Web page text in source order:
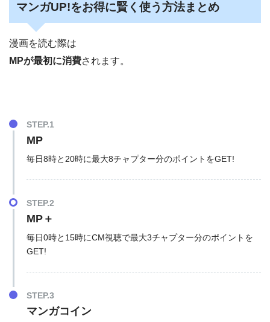
マンガUP!をお得に賢く使う方法まとめ
漫画を読む際は
MPが最初に消費されます。
STEP.1
MP
毎日8時と20時に最大8チャプター分のポイントをGET!
STEP.2
MP＋
毎日0時と15時にCM視聴で最大3チャプター分のポイントを
GET!
STEP.3
マンガコイン